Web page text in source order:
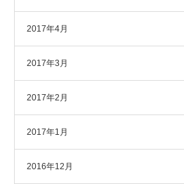
2017年4月
2017年3月
2017年2月
2017年1月
2016年12月